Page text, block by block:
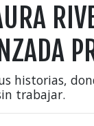
historias,
trabajar.